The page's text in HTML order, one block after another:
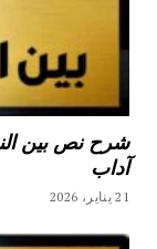
شرح نص بين
آداب
21 يناير، 2026